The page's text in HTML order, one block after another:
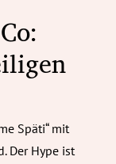
Späti“ mit
Der Hype ist